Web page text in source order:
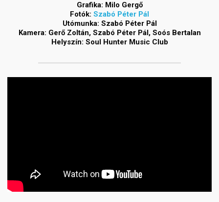
Grafika: Milo Gergő
Fotók: Szabó Péter Pál
Utómunka: Szabó Péter Pál
Kamera: Gerő Zoltán, Szabó Péter Pál, Soós Bertalan
Helyszín: Soul Hunter Music Club